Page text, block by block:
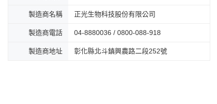
製造商名稱 正光生物科技股份有限公司
製造商電話 04-8880036 / 0800-088-918
製造商地址 彰化縣北斗鎮興農路二段252號